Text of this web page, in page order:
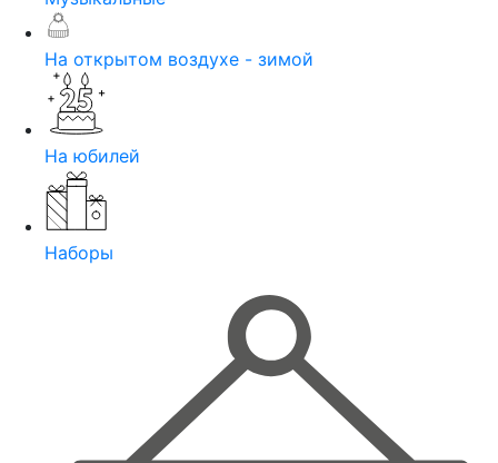
На открытом воздухе - зимой
На юбилей
Наборы